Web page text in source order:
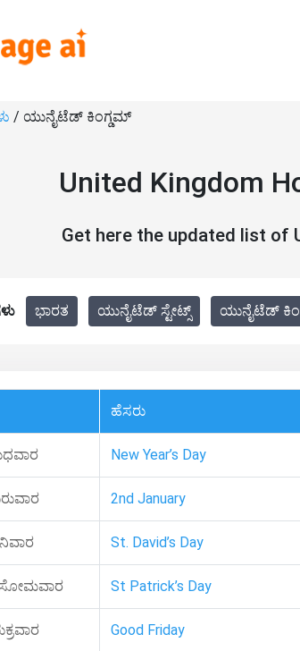
/ ಯುನೈಟೆಡ್ ಕಿಂಗ್ಡಮ್
United Kingdom
Get here the updated list of
ಭಾರತ ಯುನೈಟೆಡ್ ಸ್ಟೇಟ್ಸ್ ಯುನೈಟೆಡ್
ಹೆಸರು
New Year’s Day
2nd January
St. David’s Day
St Patrick’s Day
Good Friday